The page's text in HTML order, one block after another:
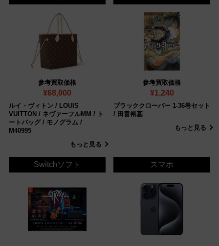
参考買取価格
¥68,000
ルイ・ヴィトン / LOUIS
VUITTON / ネヴァーフルMM / ト
ートバッグ / モノグラム /
M40995
もっと見る
参考買取価格
¥1,240
ブラッククローバー 1-36巻セット
/ 田畠裕基
もっと見る
Switchソフト スマホ